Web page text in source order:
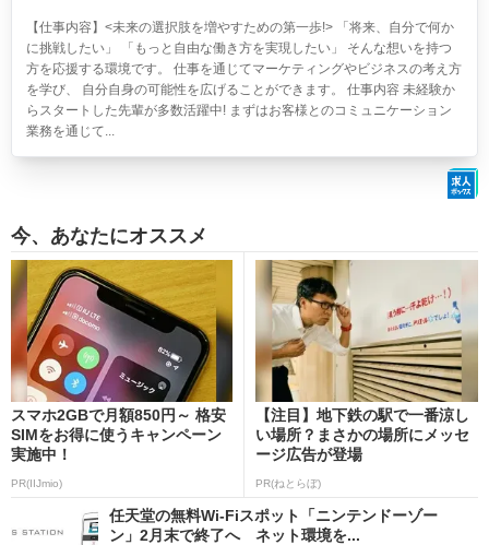
【仕事内容】<未来の選択肢を増やすための第一歩!> 「将来、自分で何か
に挑戦したい」 「もっと自由な働き方を実現したい」 そんな想いを持つ
方を応援する環境です。 仕事を通じてマーケティングやビジネスの考え方
を学び、 自分自身の可能性を広げることができます。 仕事内容 未経験か
らスタートした先輩が多数活躍中! まずはお客様とのコミュニケーション
業務を通じて...
今、あなたにオススメ
スマホ2GBで月額850円～ 格安
SIMをお得に使うキャンペーン
実施中！
PR(IIJmio)
【注目】地下鉄の駅で一番涼し
い場所？まさかの場所にメッセ
ージ広告が登場
PR(ねとらぼ)
任天堂の無料Wi-Fiスポット「ニンテンドーゾー
ン」2月末で終了へ ネット環境を...